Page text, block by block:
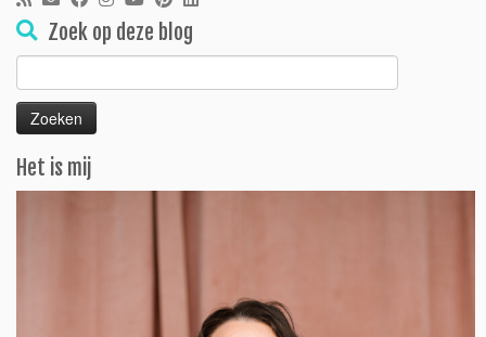
Zoek op deze blog
Zoeken
naar:
Het is mij